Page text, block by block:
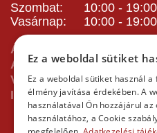
Szombat: 10:00 - 19:00
Vasárnap: 10:00 - 19:00
ÁSZF - Általános
Adatvédelmi és
Vásárlás előtti
Impresszum
Ez a weboldal sütiket
Ez a weboldal sütiket használ a
élmény javítása érdekében. A
használatával Ön hozzájárul az
használatához, a Cookie